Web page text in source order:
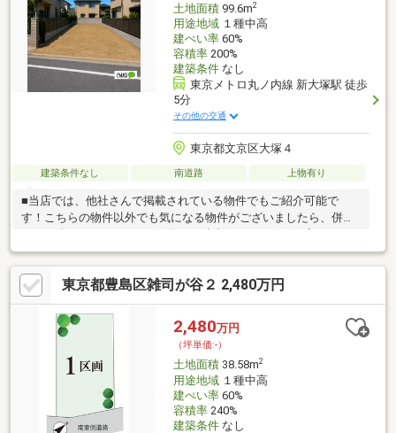
土地面積99.6m2
用途地域１種中高
建ぺい率60%
容積率200%
建築条件なし
東京メトロ丸ノ内線 新大塚駅 徒歩
5分
その他の交通
東京都文京区大塚４
建築条件なし 南道路 上物有り
■当店では、他社さんで掲載されている物件でもご紹介可能で
す！こちらの物件以外でも気になる物件がございましたら、併せ
のご案内もお任せください。専属スタッフによりネット銀行等も
含めた数ある金融機関の中からお客様にとってベストなプランを
ご提案いたします！■ご売却のご相談も承っております。まずは
机上査定にて概算での売却金額を査定いたします。どうぞお気軽
にお問い合わせください。■当店には賃貸専門のスタッフもおり
ますので、賃貸との同時相談も可能です。■ピタットハウス全国
６５１店舗のネットワークで理想のご購入を全力サポートいたし
東京都豊島区雑司が谷２ 2,480万円
2,480万円
（坪単価:-）
土地面積38.58m2
用途地域１種中高
建ぺい率60%
容積率240%
建築条件なし